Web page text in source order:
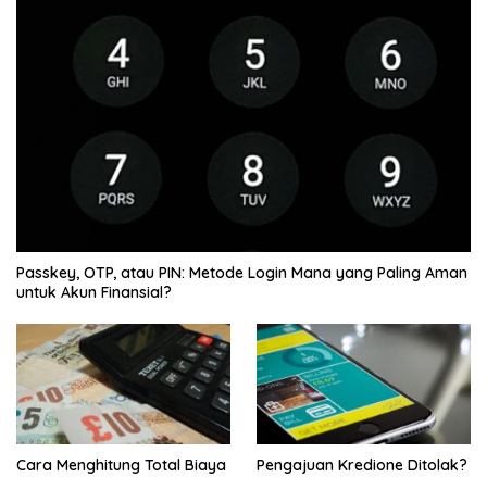
Passkey, OTP, atau PIN: Metode Login Mana yang Paling Aman
untuk Akun Finansial?
Cara Menghitung Total Biaya
Pengajuan Kredione Ditolak?